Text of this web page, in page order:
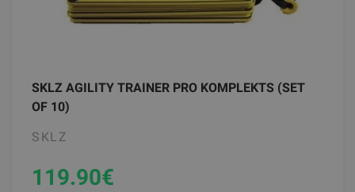
SKLZ AGILITY TRAINER PRO KOMPLEKTS (SET
OF 10)
SKLZ
119.90€